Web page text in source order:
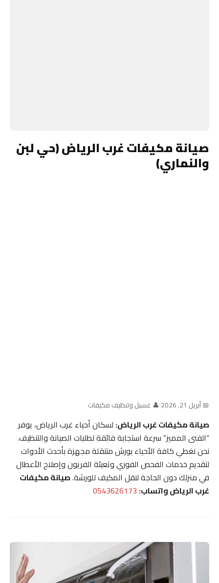
صيانة مكيفات غرب الرياض (حي لبن
والنماري)
📅 أبريل 21, 2026 |👤 غسيل وتنظيف مكيفات
صيانة مكيفات غرب الرياض:لسكان أحياء غرب الرياض، يوفر
“الفنى المميز” سرعة استجابة فائقة لطلبات الصيانة والتنظيف.
نحن نغطي كافة الأحياء بورش متنقلة مجهزة بأحدث الأدوات
لتقديم خدمات الفحص الفوري وتعبئة الفريون وإصلاح الأعطال
في منزلك دون الحاجة لنقل المكيف للورشة.صيانة مكيفات
غرب الرياض واتساب:0543626173